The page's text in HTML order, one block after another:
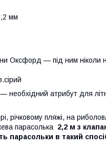
мм
Оксфорд — під ним
атрибут для
річковому пляжі, на
парасолька 2,2 м з
парасольки в такий